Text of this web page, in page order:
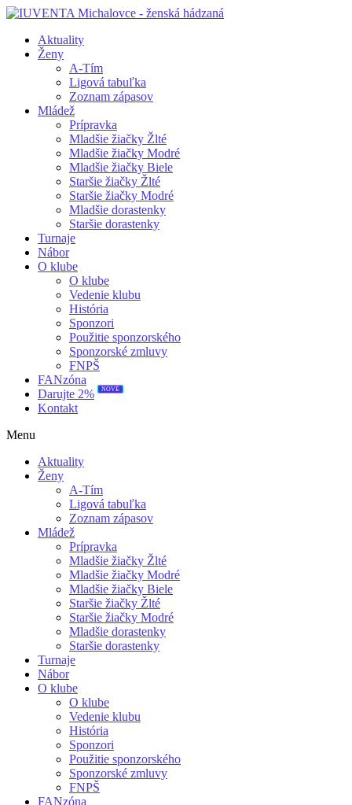
Aktuality
Ženy
A-Tím
Ligová tabuľka
Zoznam zápasov
Mládež
Prípravka
Mladšie žiačky Žlté
Mladšie žiačky Modré
Mladšie žiačky Biele
Staršie žiačky Žlté
Staršie žiačky Modré
Mladšie dorastenky
Staršie dorastenky
Turnaje
Nábor
O klube
O klube
Vedenie klubu
História
Sponzori
Použitie sponzorského
Sponzorské zmluvy
FNPŠ
FANzóna
Darujte 2%
NOVÉ
Kontakt
Menu
Aktuality
Ženy
A-Tím
Ligová tabuľka
Zoznam zápasov
Mládež
Prípravka
Mladšie žiačky Žlté
Mladšie žiačky Modré
Mladšie žiačky Biele
Staršie žiačky Žlté
Staršie žiačky Modré
Mladšie dorastenky
Staršie dorastenky
Turnaje
Nábor
O klube
O klube
Vedenie klubu
História
Sponzori
Použitie sponzorského
Sponzorské zmluvy
FNPŠ
FANzóna